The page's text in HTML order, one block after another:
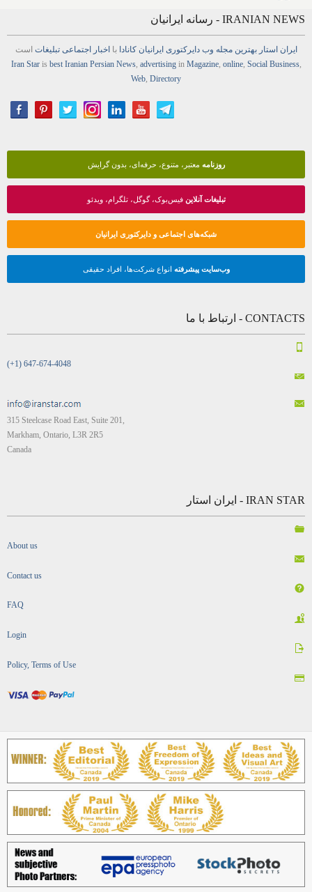
IRANIAN NEWS - رسانه ایرانیان
ایران استار بهترین مجله وب دایرکتوری ایرانیان کانادا بااخبار اجتماعی تبلیغات است
Iran Staris best Iranian Persian News, advertisingin Magazine, online, Social Business,
Web Directory
روزنامه معتبر، متنوع، حرفه‌ای، بدون گرایش
تبلیغات آنلاینفیس‌بوک، گوگل، تلگرام، ویدئو
شبکه‌های اجتماعی و دایرکتوری ایرانیان
وب‌سایت پیشرفته انواع شرکت‌ها، افراد حقیقی
CONTACTS - ارتباط با ما
(+1) 647-674-4048
315 Steelcase Road East, Suite 201,
Markham, Ontario, L3R 2R5
Canada
IRAN STAR - ایران استار
About us
Contact us
FAQ
Login
Policy, Terms of Use